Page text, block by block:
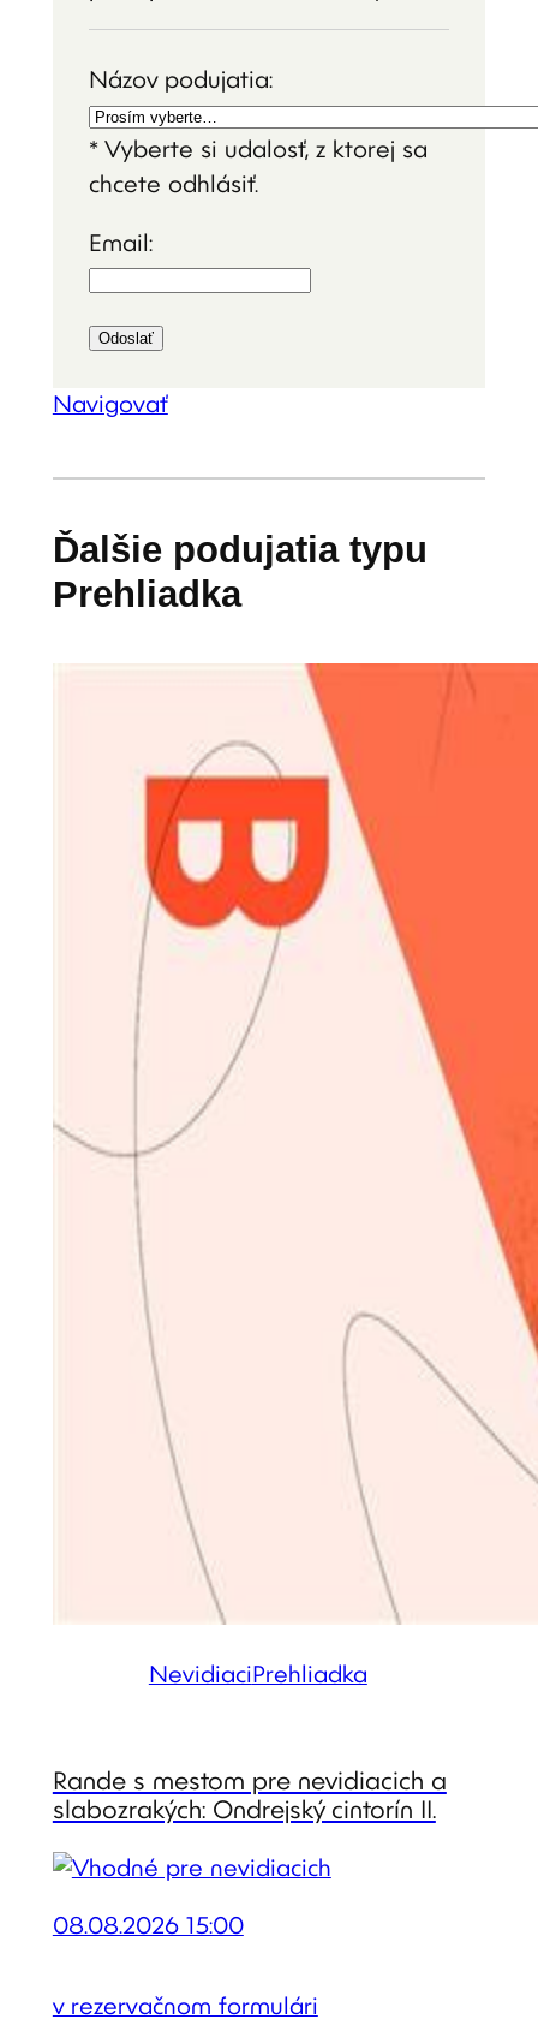
Názov podujatia:
* Vyberte si udalosť, z ktorej sa
chcete odhlásiť.
Email:
Navigovať
Ďalšie podujatia typu
Prehliadka
Nevidiaci Prehliadka
Rande s mestom pre nevidiacich a
slabozrakých: Ondrejský cintorín II.
08.08.2026 15:00
v rezervačnom formulári